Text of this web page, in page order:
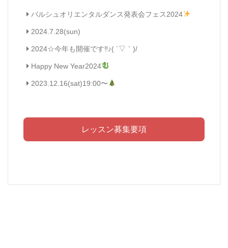
バルシュオリエンタルダンス発表会フェス2024
2024.7.28(sun)
2024☆今年も開催です‼︎♪( ´▽｀)/
Happy New Year2024
2023.12.16(sat)19:00〜
レッスン募集要項